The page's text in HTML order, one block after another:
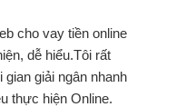
chiếc xe wave
cần gặp mặt nên